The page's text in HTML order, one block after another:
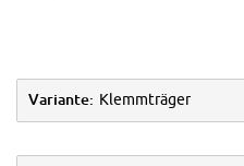
Variante: Klemmträger